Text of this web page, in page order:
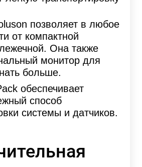
позволяет в любое
от компактной
Она также
монитор для
больше.
обеспечивает
способ
системы и датчиков.